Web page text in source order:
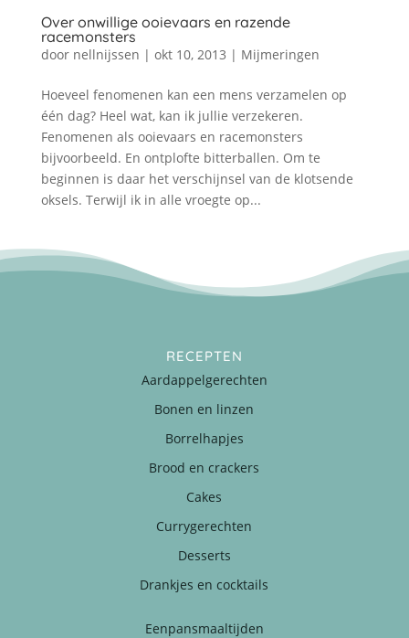
Over onwillige ooievaars en razende
racemonsters
door nellnijssen | okt 10, 2013 | Mijmeringen
Hoeveel fenomenen kan een mens verzamelen op
één dag? Heel wat, kan ik jullie verzekeren.
Fenomenen als ooievaars en racemonsters
bijvoorbeeld. En ontplofte bitterballen. Om te
beginnen is daar het verschijnsel van de klotsende
oksels. Terwijl ik in alle vroegte op...
RECEPTEN
Aardappelgerechten
Bonen en linzen
Borrelhapjes
Brood en crackers
Cakes
Currygerechten
Desserts
Drankjes en cocktails
Eenpansmaaltijden